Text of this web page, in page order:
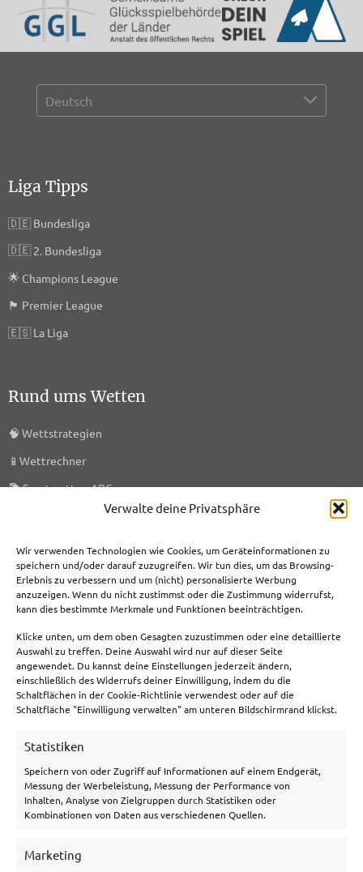
Verwalte deine Privatsphäre
Wir verwenden Technologien wie Cookies, um Geräteinformationen zu
speichern und/oder darauf zuzugreifen. Wir tun dies, um das Browsing-
Erlebnis zu verbessern und um (nicht) personalisierte Werbung
anzuzeigen. Wenn du nicht zustimmst oder die Zustimmung widerrufst,
kann dies bestimmte Merkmale und Funktionen beeinträchtigen.
Klicke unten, um dem oben Gesagten zuzustimmen oder eine detaillierte
Auswahl zu treffen. Deine Auswahl wird nur auf dieser Seite
angewendet. Du kannst deine Einstellungen jederzeit ändern,
einschließlich des Widerrufs deiner Einwilligung, indem du die
Schaltflächen in der Cookie-Richtlinie verwendest oder auf die
Schaltfläche "Einwilligung verwalten" am unteren Bildschirmrand klickst.
Statistiken
Speichern von oder Zugriff auf Informationen auf einem Endgerät,
Messung der Werbeleistung, Messung der Performance von
Inhalten, Analyse von Zielgruppen durch Statistiken oder
Kombinationen von Daten aus verschiedenen Quellen.
Marketing
Liga Tipps
🇩🇪Bundesliga
🇩🇪2. Bundesliga
🌟 Champions League
🏴󠁧󠁢󠁥󠁮󠁧󠁿 Premier League
🇪🇸La Liga
Rund ums Wetten
🧠 Wettstrategien
📱 Wettrechner
📚Sportwetten ABC
Meist genutzte Boni
Bet365 Bonus
Tipico Bonus
Betano Bonus
NEObet Bonus
Allgemeines
Über uns